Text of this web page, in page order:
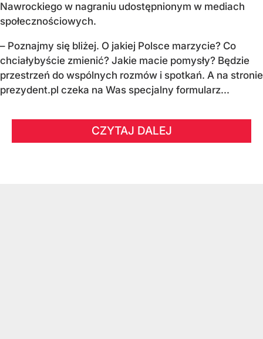
Nawrockiego w nagraniu udostępnionym w mediach
społecznościowych.
– Poznajmy się bliżej. O jakiej Polsce marzycie? Co
chciałybyście zmienić? Jakie macie pomysły? Będzie
przestrzeń do wspólnych rozmów i spotkań. A na stronie
prezydent.pl czeka na Was specjalny formularz...
CZYTAJ DALEJ